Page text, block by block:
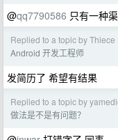
@qq7790586 只有一种
Replied to a topic by Thiece
Android 开发工程师
发简历了 希望有结果
Replied to a topic by
做法是不是有问题？